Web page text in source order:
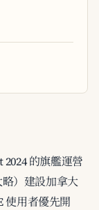
的旗艦運營
）建設加拿大
使用者優先開